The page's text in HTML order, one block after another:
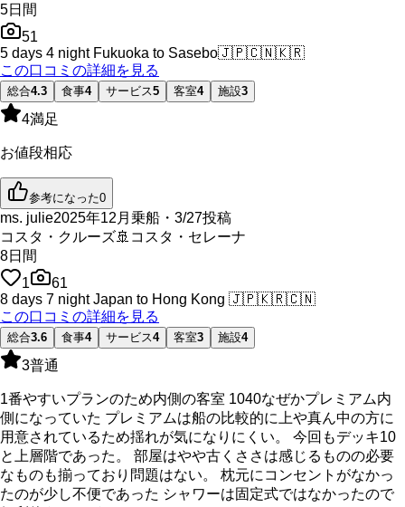
5日間
51
5 days 4 night Fukuoka to Sasebo🇯🇵🇨🇳🇰🇷
この口コミの詳細を見る
総合4.3 食事4 サービス5 客室4 施設3
4満足
お値段相応
参考になった0
ms. julie2025年12月乗船・3/27投稿
コスタ・クルーズ🚢 コスタ・セレーナ
8日間
1
61
8 days 7 night Japan to Hong Kong 🇯🇵🇰🇷🇨🇳
この口コミの詳細を見る
総合3.6 食事4 サービス4 客室3 施設4
3普通
1番やすいプランのため内側の客室 1040なぜかプレミアム内
側になっていた プレミアムは船の比較的に上や真ん中の方に
用意されているため揺れが気になりにくい。 今回もデッキ10
と上層階であった。 部屋はやや古くささは感じるものの必要
なものも揃っており問題はない。 枕元にコンセントがなかっ
たのが少し不便であった シャワーは固定式ではなかったので